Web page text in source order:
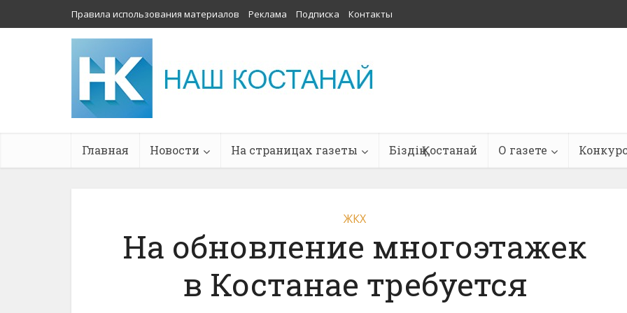
Правила использования материалов Реклама Подписка Контакты
Главная Новости На страницах газеты Біздің Қостанай О газете
ЖКХ
На обновление многоэтажек
в Костанае требуется